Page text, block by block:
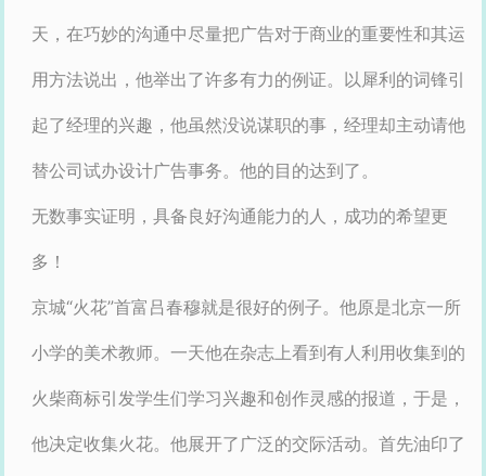
天，在巧妙的沟通中尽量把广告对于商业的重要性和其运
用方法说出，他举出了许多有力的例证。以犀利的词锋引
起了经理的兴趣，他虽然没说谋职的事，经理却主动请他
替公司试办设计广告事务。他的目的达到了。
无数事实证明，具备良好沟通能力的人，成功的希望更
多！
京城“火花”首富吕春穆就是很好的例子。他原是北京一所
小学的美术教师。一天他在杂志上看到有人利用收集到的
火柴商标引发学生们学习兴趣和创作灵感的报道，于是，
他决定收集火花。他展开了广泛的交际活动。首先油印了